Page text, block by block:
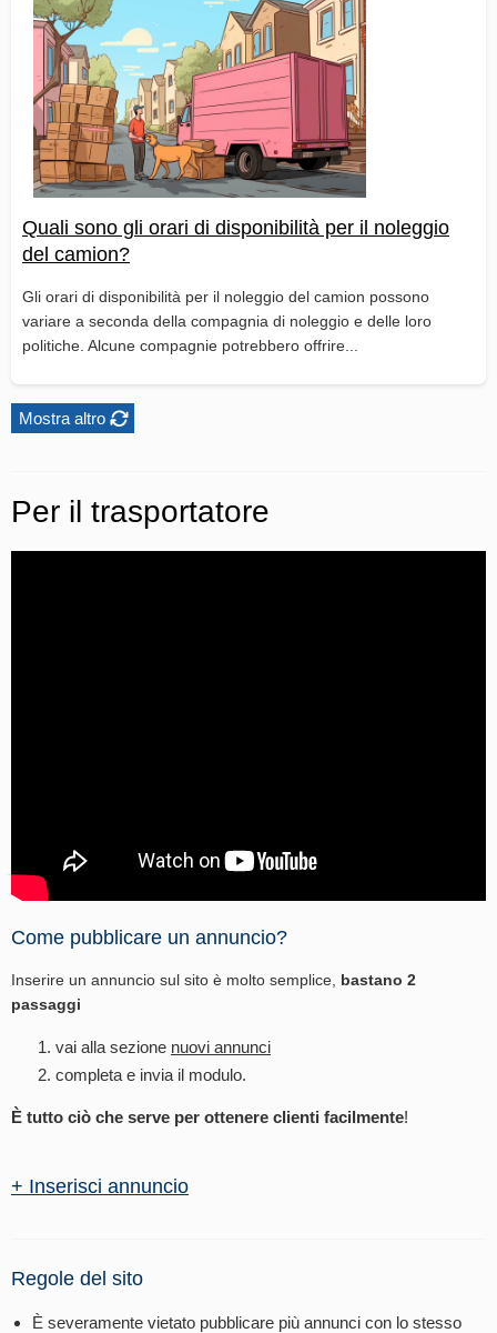
Quali sono gli orari di disponibilità per il noleggio
del camion?
Gli orari di disponibilità per il noleggio del camion possono
variare a seconda della compagnia di noleggio e delle loro
politiche. Alcune compagnie potrebbero offrire...
Mostra altro
Per il trasportatore
Come pubblicare un annuncio?
Inserire un annuncio sul sito è molto semplice, bastano 2
passaggi
vai alla sezione nuovi annunci
completa e invia il modulo.
È tutto ciò che serve per ottenere clienti facilmente!
+ Inserisci annuncio
Regole del sito
È severamente vietato pubblicare più annunci con lo stesso